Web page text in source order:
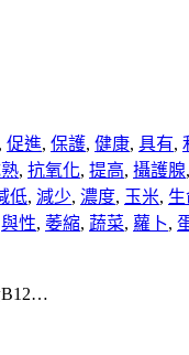
, 促進, 保護, 健康, 具有,
, 抗氧化, 提高, 攝護腺,
低, 減少, 濃度, 玉米,
與性, 萎縮, 蔬菜, 蘿卜,
B12…